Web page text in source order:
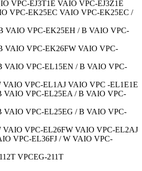
VPC-EJ3T1E VAIO VPC-EJ3Z1E
VPC-EK25EC VAIO VPC-EK25EC /
VAIO VPC-EK25EH / B VAIO VPC-
VAIO VPC-EK26FW VAIO VPC-
VAIO VPC-EL15EN / B VAIO VPC-
VAIO VPC-EL1AJ VAIO VPC -EL1E1E
VAIO VPC-EL25EA / B VAIO VPC-
VAIO VPC-EL25EG / B VAIO VPC-
VAIO VPC-EL26FW VAIO VPC-EL2AJ
VPC-EL36FJ / W VAIO VPC-
VPCEG-211T